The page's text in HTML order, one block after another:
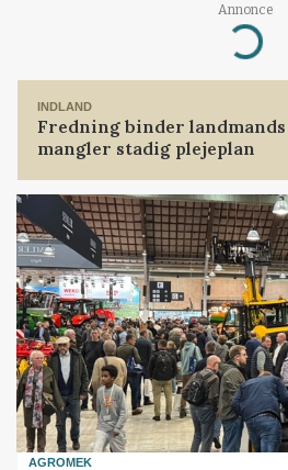
Annonce
Loading...
INDLAND
Fredning binder
mangler stadig plejeplan
AGROMEK